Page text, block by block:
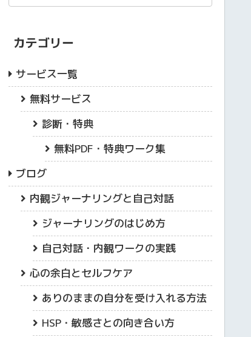
カテゴリー
サービス一覧
無料サービス
診断・特典
無料PDF・特典ワーク集
ブログ
内観ジャーナリングと自己対話
ジャーナリングのはじめ方
自己対話・内観ワークの実践
心の余白とセルフケア
ありのままの自分を受け入れる方法
HSP・敏感さとの向き合い方